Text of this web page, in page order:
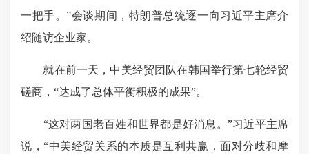
一把手。”会谈期间，特朗普总统逐一向习近平主席介
绍随访企业家。
就在前一天，中美经贸团队在韩国举行第七轮经贸
磋商，“达成了总体平衡积极的成果”。
“这对两国老百姓和世界都是好消息。”习近平主席
说，“中美经贸关系的本质是互利共赢，面对分歧和摩